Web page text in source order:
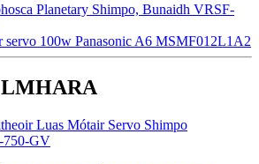
Planetary Shimpo, Bunaidh VRSF-
servo 100w Panasonic A6 MSMF012L1A2